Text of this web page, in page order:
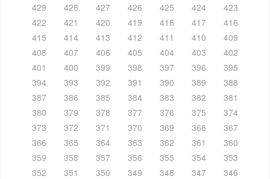
429
428 427 426 425 424
423
422
421 420 419 418 417
416
415
414 413 412 411 410
409
408
407 406 405 404 403
402
401
400 399 398 397 396
395
394
393 392 391 390 389
388
387
386 385 384 383 382
381
380
379 378 377 376 375
374
373
372 371 370 369 368
367
366
365 364 363 362 361
360
359
358 357 356 355 354
353
352
351 350 349 348 347
346